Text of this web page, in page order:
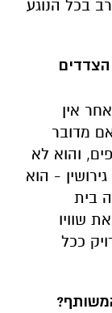
בכל הנוגע
אין
מדובר
והוא לא
- הוא
בית
שוויו
ככל